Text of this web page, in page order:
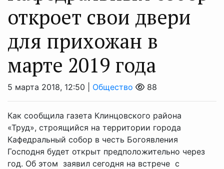
откроет свои двери
для прихожан в
марте 2019 года
5 марта 2018, 12:50 | Общество 88
Как сообщила газета Клинцовского района
«Труд», строящийся на территории города
Кафедральный собор в честь Богоявления
Господня будет открыт предположительно через
год. Об этом заявил сегодня на встрече с